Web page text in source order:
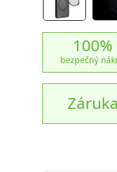
100%
bezpečný
Záruka